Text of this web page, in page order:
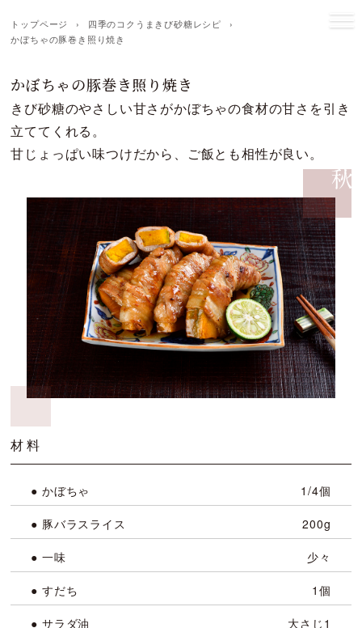
トップページ › 四季のコクうまきび砂糖レシピ
›
かぼちゃの豚巻き照り焼き
かぼちゃの豚巻き照り焼き
きび砂糖のやさしい甘さがかぼちゃの食材の甘さを引き
立ててくれる。
甘じょっぱい味つけだから、ご飯とも相性が良い。
材料
● かぼちゃ 1/4個
● 豚バラスライス 200g
● 一味 少々
● すだち 1個
● サラダ油 大さじ1